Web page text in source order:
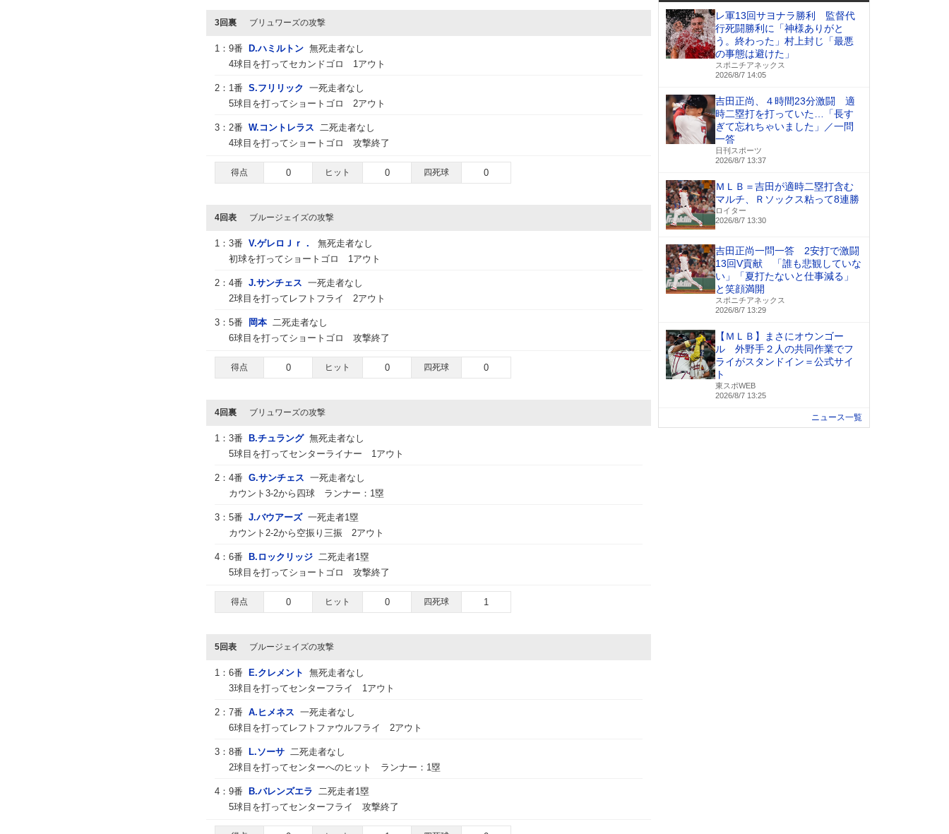
3回裏 ブリュワーズの攻撃
1： 9番 D.ハミルトン 無死走者なし
4球目を打ってセカンドゴロ 1アウト
2： 1番 S.フリリック 一死走者なし
5球目を打ってショートゴロ 2アウト
3： 2番 W.コントレラス 二死走者なし
4球目を打ってショートゴロ 攻撃終了
得点 0 ヒット 0 四死球 0
4回表 ブルージェイズの攻撃
1： 3番 V.ゲレロＪｒ．
無死走者なし
初球を打ってショートゴロ 1アウト
2： 4番 J.サンチェス 一死走者なし
2球目を打ってレフトフライ 2アウト
3： 5番 岡本 二死走者なし
6球目を打ってショートゴロ 攻撃終了
得点 0 ヒット 0 四死球 0
4回裏 ブリュワーズの攻撃
1： 3番 B.チュラング 無死走者なし
5球目を打ってセンターライナー 1アウト
2： 4番 G.サンチェス 一死走者なし
カウント3-2から四球 ランナー：1塁
3： 5番 J.バウアーズ 一死走者1塁
カウント2-2から空振り三振 2アウト
4： 6番 B.ロックリッジ 二死走者1塁
5球目を打ってショートゴロ 攻撃終了
得点 0 ヒット 0 四死球 1
5回表 ブルージェイズの攻撃
1： 6番 E.クレメント
無死走者なし
3球目を打ってセンターフライ 1アウト
2： 7番 A.ヒメネス 一死走者なし
6球目を打ってレフトファウルフライ 2アウト
3： 8番 L.ソーサ 二死走者なし
2球目を打ってセンターへのヒット ランナー：1塁
4： 9番 B.バレンズエラ 二死走者1塁
5球目を打ってセンターフライ 攻撃終了
レ軍13回サヨナラ勝利 監督代
行死闘勝利に「神様ありがと
う。終わった」村上封じ「最悪
の事態は避けた」
スポニチアネックス
2026/8/7 14:05
吉田正尚、４時間23分激闘 適
時二塁打を打っていた…「長す
ぎて忘れちゃいました」／一問
一答
日刊スポーツ
2026/8/7 13:37
ＭＬＢ＝吉田が適時二塁打含む
マルチ、Ｒソックス粘って8連勝
ロイター
2026/8/7 13:30
吉田正尚一問一答 2安打で激闘
13回V貢献 「誰も悲観していな
い」「夏打たないと仕事減る」
と笑顔満開
スポニチアネックス
2026/8/7 13:29
【ＭＬＢ】まさにオウンゴー
ル 外野手２人の共同作業でフ
ライがスタンドイン＝公式サイ
ト
東スポWEB
2026/8/7 13:25
ニュース一覧